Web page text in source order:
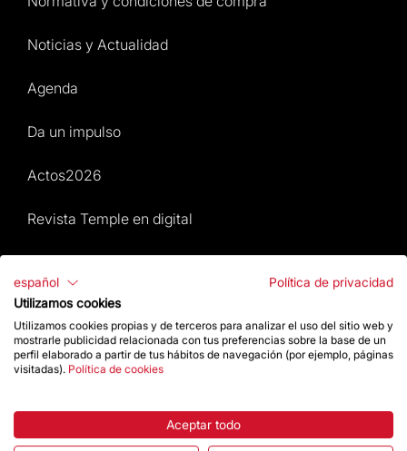
Noticias y Actualidad
Agenda
Da un impulso
Actos2026
Revista Temple en digital
Actos 2026
Visita
español
Política de privacidad
Utilizamos cookies
Utilizamos cookies propias y de terceros para analizar el uso del sitio web y
mostrarle publicidad relacionada con tus preferencias sobre la base de un
perfil elaborado a partir de tus hábitos de navegación (por ejemplo, páginas
visitadas). Política de cookies
Aceptar todo